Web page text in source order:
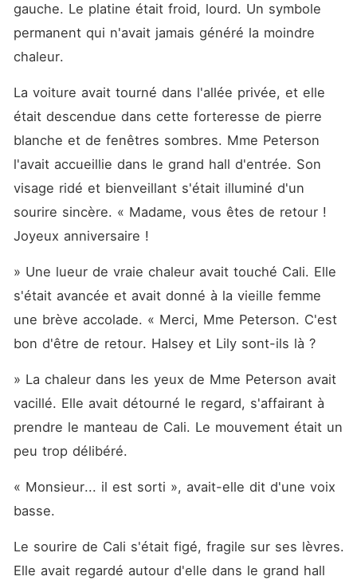
gauche. Le platine était froid, lourd. Un symbole
permanent qui n'avait jamais généré la moindre
chaleur.
La voiture avait tourné dans l'allée privée, et elle
était descendue dans cette forteresse de pierre
blanche et de fenêtres sombres. Mme Peterson
l'avait accueillie dans le grand hall d'entrée. Son
visage ridé et bienveillant s'était illuminé d'un
sourire sincère. « Madame, vous êtes de retour !
Joyeux anniversaire !
» Une lueur de vraie chaleur avait touché Cali. Elle
s'était avancée et avait donné à la vieille femme
une brève accolade. « Merci, Mme Peterson. C'est
bon d'être de retour. Halsey et Lily sont-ils là ?
» La chaleur dans les yeux de Mme Peterson avait
vacillé. Elle avait détourné le regard, s'affairant à
prendre le manteau de Cali. Le mouvement était un
peu trop délibéré.
« Monsieur... il est sorti », avait-elle dit d'une voix
basse.
Le sourire de Cali s'était figé, fragile sur ses lèvres.
Elle avait regardé autour d'elle dans le grand hall